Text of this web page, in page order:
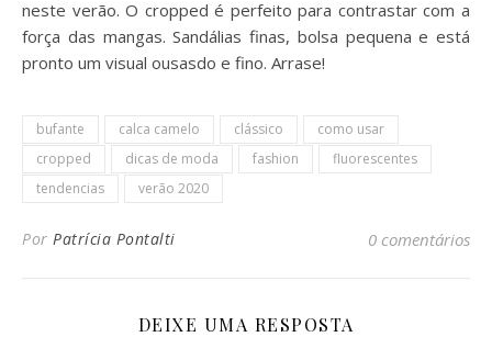
neste verão. O cropped é perfeito para contrastar com a
força das mangas. Sandálias finas, bolsa pequena e está
pronto um visual ousasdo e fino. Arrase!
bufante calca camelo clássico
como usar
cropped
dicas de moda fashion
fluorescentes
tendencias
verão 2020
Por Patrícia Pontalti 0 comentários
DEIXE UMA RESPOSTA